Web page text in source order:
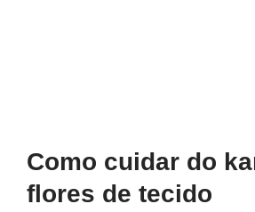
Como cuidar do
flores de tecido